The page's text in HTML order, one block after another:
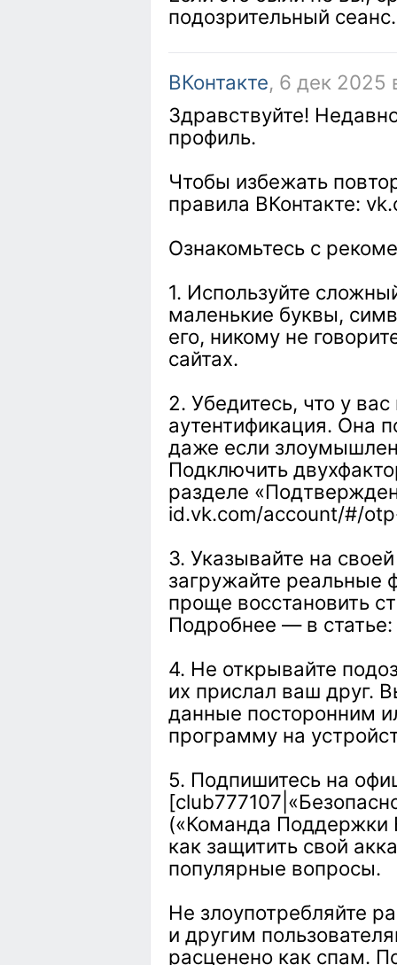
подозрительный сеанс.
ВКонтакте, 6 дек 2025
Здравствуйте!
профиль.
Чтобы избежать
правила ВКонтакте:
Ознакомьтесь с
1. Используйте
маленькие буквы,
его, никому не
сайтах.
2. Убедитесь, что у
аутентификация. Она
даже если
Подключить
разделе
id.vk.com/account/#/
3. Указывайте на
загружайте реальные
проще восстановить
Подробнее — в
4. Не открывайте
их прислал ваш друг.
данные посторонним
программу на
5. Подпишитесь на
(«Команда Поддержки
как защитить свой
популярные вопросы.
Не злоупотребляйте
и другим
расценено как спам.